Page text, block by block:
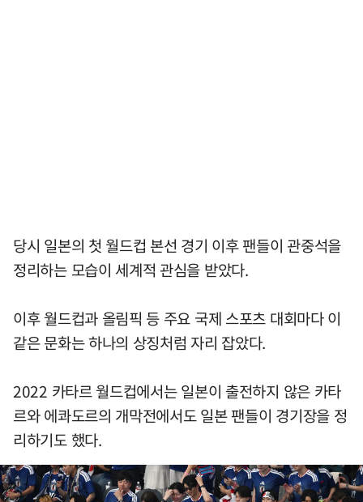
당시 일본의 첫 월드컵 본선 경기 이후 팬들이 관중석을
정리하는 모습이 세계적 관심을 받았다.
이후 월드컵과 올림픽 등 주요 국제 스포츠 대회마다 이
같은 문화는 하나의 상징처럼 자리 잡았다.
2022 카타르 월드컵에서는 일본이 출전하지 않은 카타
르와 에콰도르의 개막전에서도 일본 팬들이 경기장을 정
리하기도 했다.